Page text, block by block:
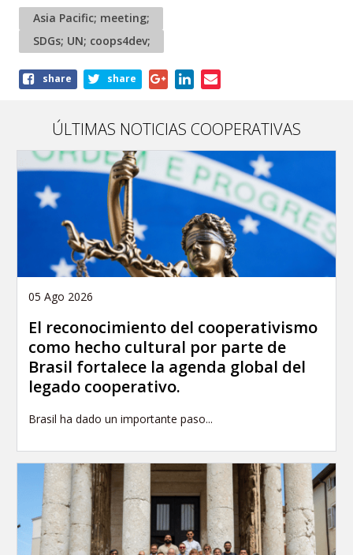
Asia Pacific; meeting;
SDGs; UN; coops4dev;
Shareshare share
ÚLTIMAS NOTICIAS COOPERATIVAS
05 Ago 2026
El reconocimiento del cooperativismo
como hecho cultural por parte de
Brasil fortalece la agenda global del
legado cooperativo.
Brasil ha dado un importante paso...